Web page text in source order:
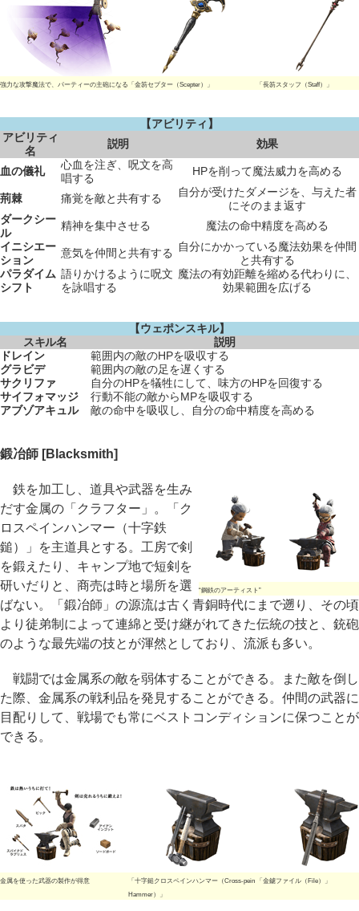
強力な攻撃魔法で、パーティーの主砲になる 「金笏セプター（Scepter）」 「長笏スタッフ（Staff）」
【アビリティ】
アビリティ
名
説明 効果
血の儀礼
心血を注ぎ、呪文を高
唱する
HPを削って魔法威力を高める
荊棘 痛覚を敵と共有する
自分が受けたダメージを、与えた者
にそのまま返す
ダークシー
ル
精神を集中させる
魔法の命中精度を高める
イニシエー
ション
意気を仲間と共有する
自分にかかっている魔法効果を仲間
と共有する
パラダイム
シフト
語りかけるように呪文
を詠唱する
魔法の有効距離を縮める代わりに、
効果範囲を広げる
【ウェポンスキル】
スキル名
説明
ドレイン
範囲内の敵のHPを吸収する
グラビデ
範囲内の敵の足を遅くする
サクリファ
自分のHPを犠牲にして、味方のHPを回復する
サイフォマッジ
行動不能の敵からMPを吸収する
アブゾアキュル
敵の命中を吸収し、自分の命中精度を高める
鍛冶師 [Blacksmith]
“鋼鉄のアーティスト”
鉄を加工し、道具や武器を生み
だす金属の「クラフター」。「ク
ロスペインハンマー（十字鉄
鎚）」を主道具とする。工房で剣
を鍛えたり、キャンプ地で短剣を
研いだりと、商売は時と場所を選
ばない。「鍛冶師」の源流は古く青銅時代にまで遡り、その頃
より徒弟制によって連綿と受け継がれてきた伝統の技と、銃砲
のような最先端の技とが渾然としており、流派も多い。
戦闘では金属系の敵を弱体することができる。また敵を倒し
た際、金属系の戦利品を発見することができる。仲間の武器に
目配りして、戦場でも常にベストコンディションに保つことが
できる。
金属を使った武器の製作が得意
「十字鎚クロスペインハンマー（Cross-pein
Hammer）」
「金鑢ファイル（File）」